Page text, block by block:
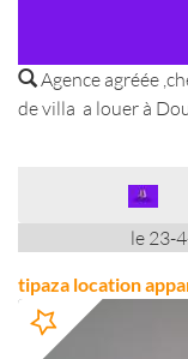
Agence agréée
de villa a louer à
le 23-
tipaza location